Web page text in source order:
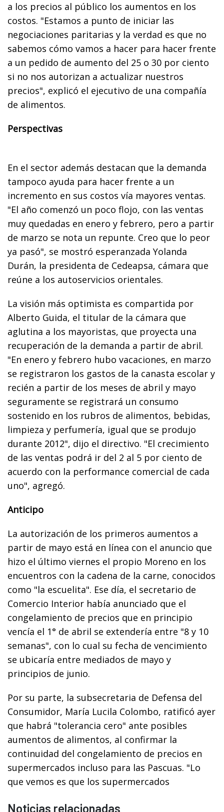
a los precios al público los aumentos en los
costos. "Estamos a punto de iniciar las
negociaciones paritarias y la verdad es que no
sabemos cómo vamos a hacer para hacer frente
a un pedido de aumento del 25 o 30 por ciento
si no nos autorizan a actualizar nuestros
precios", explicó el ejecutivo de una compañía
de alimentos.
Perspectivas
En el sector además destacan que la demanda
tampoco ayuda para hacer frente a un
incremento en sus costos vía mayores ventas.
"El año comenzó un poco flojo, con las ventas
muy quedadas en enero y febrero, pero a partir
de marzo se nota un repunte. Creo que lo peor
ya pasó", se mostró esperanzada Yolanda
Durán, la presidenta de Cedeapsa, cámara que
reúne a los autoservicios orientales.
La visión más optimista es compartida por
Alberto Guida, el titular de la cámara que
aglutina a los mayoristas, que proyecta una
recuperación de la demanda a partir de abril.
"En enero y febrero hubo vacaciones, en marzo
se registraron los gastos de la canasta escolar y
recién a partir de los meses de abril y mayo
seguramente se registrará un consumo
sostenido en los rubros de alimentos, bebidas,
limpieza y perfumería, igual que se produjo
durante 2012", dijo el directivo. "El crecimiento
de las ventas podrá ir del 2 al 5 por ciento de
acuerdo con la performance comercial de cada
uno", agregó.
Anticipo
La autorización de los primeros aumentos a
partir de mayo está en línea con el anuncio que
hizo el último viernes el propio Moreno en los
encuentros con la cadena de la carne, conocidos
como "la escuelita". Ese día, el secretario de
Comercio Interior había anunciado que el
congelamiento de precios que en principio
vencía el 1° de abril se extendería entre "8 y 10
semanas", con lo cual su fecha de vencimiento
se ubicaría entre mediados de mayo y
principios de junio.
Por su parte, la subsecretaria de Defensa del
Consumidor, María Lucila Colombo, ratificó ayer
que habrá "tolerancia cero" ante posibles
aumentos de alimentos, al confirmar la
continuidad del congelamiento de precios en
supermercados incluso para las Pascuas. "Lo
que vemos es que los supermercados
Noticias relacionadas